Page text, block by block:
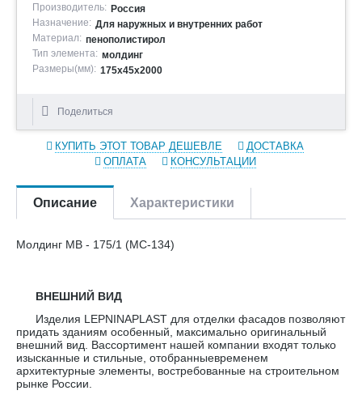
Производитель: Россия
Назначение: Для наружных и внутренних работ
Материал: пенополистирол
Тип элемента: молдинг
Размеры(мм): 175х45х2000
Поделиться
КУПИТЬ ЭТОТ ТОВАР ДЕШЕВЛЕ
ДОСТАВКА
ОПЛАТА
КОНСУЛЬТАЦИИ
Описание Характеристики
Молдинг МВ - 175/1 (МС-134)
ВНЕШНИЙ ВИД
Изделия LEPNINAPLAST для отделки фасадов позволяют
придать зданиям особенный, максимально оригинальный
внешний вид. Вассортимент нашей компании входят только
изысканные и стильные, отобранныевременем
архитектурные элементы, востребованные на строительном
рынке России.